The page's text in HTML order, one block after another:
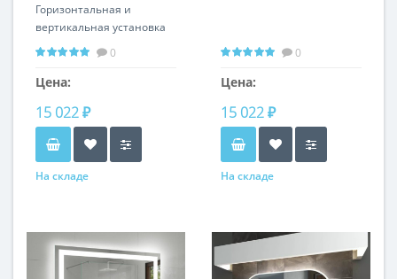
Горизонтальная и
вертикальная установка
0
Цена:
15 022 ₽
На складе
0
Цена:
15 022 ₽
На складе